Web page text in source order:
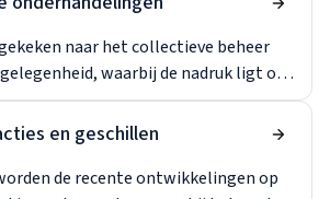
aan zowel de werknemers- als
en de belangrijkste bipartiete en
die betrokken zijn bij
naar het collectieve beheer
waarbij de nadruk ligt op
en de niveaus waarop het
werknemers dat onder
uitbreidings- en
valt, en andere aspecten van
en geschillen
de recente ontwikkelingen op